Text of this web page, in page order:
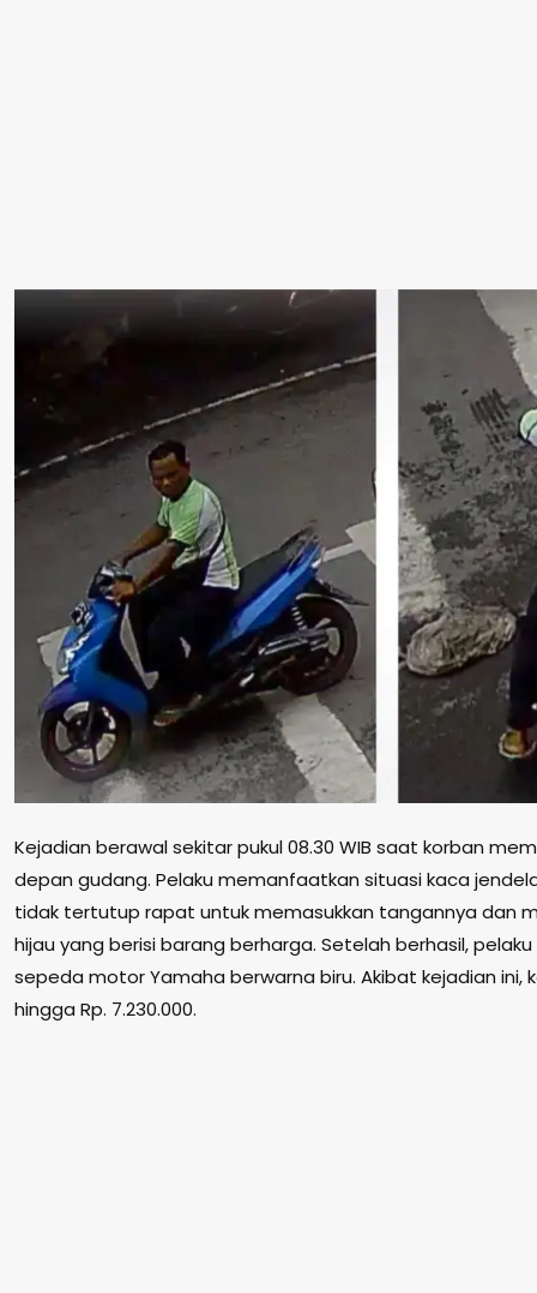
Kejadian berawal sekitar pukul 08.30 WIB saat korban
depan gudang. Pelaku memanfaatkan situasi kaca
tidak tertutup rapat untuk memasukkan tangannya dan
hijau yang berisi barang berharga. Setelah berhasil,
sepeda motor Yamaha berwarna biru. Akibat kejadian ini,
hingga Rp. 7.230.000.